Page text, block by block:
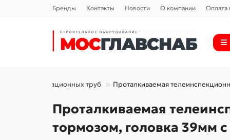
Бренды Контакты Новости О компании Оплата
канализационных труб Проталкиваемая
Проталкиваемая
тормозом, головка 39мм